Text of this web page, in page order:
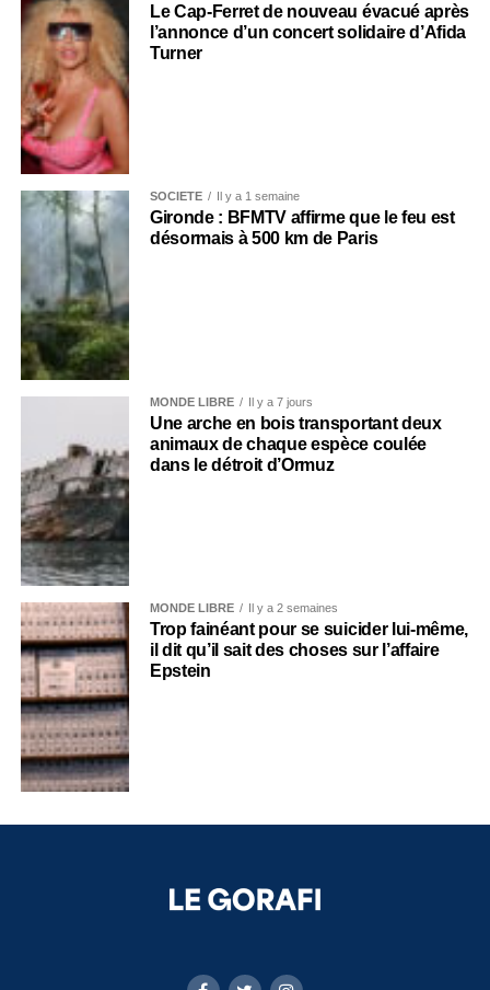
Le Cap-Ferret de nouveau évacué après
l’annonce d’un concert solidaire d’Afida
Turner
SOCIÉTÉ Il y a 1 semaine
Gironde : BFMTV affirme que le feu est
désormais à 500 km de Paris
MONDE LIBRE Il y a 7 jours
Une arche en bois transportant deux
animaux de chaque espèce coulée
dans le détroit d’Ormuz
MONDE LIBRE Il y a 2 semaines
Trop fainéant pour se suicider lui-même,
il dit qu’il sait des choses sur l’affaire
Epstein